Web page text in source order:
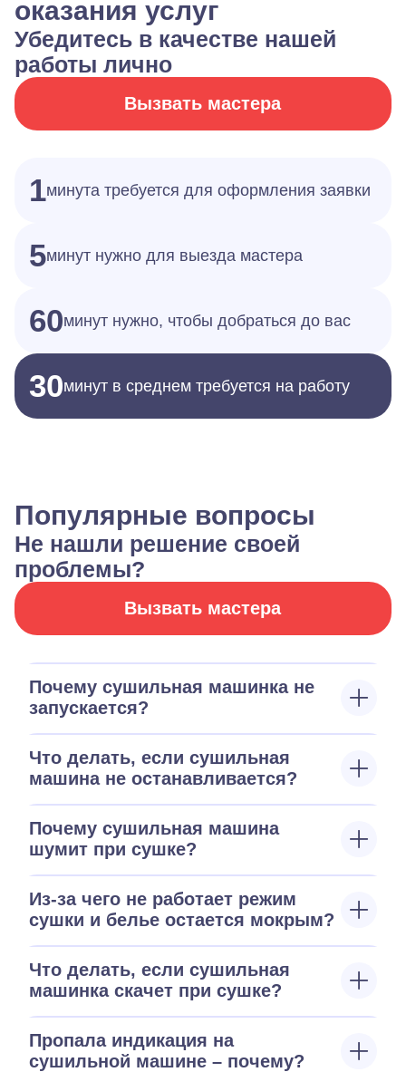
оказания услуг
Убедитесь в качестве нашей
работы лично
Вызвать мастера
1минута требуется для оформления заявки
5минут нужно для выезда мастера
60минут нужно, чтобы добраться до вас
30минут в среднем требуется на работу
Популярные вопросы
Не нашли решение своей
проблемы?
Вызвать мастера
Почему сушильная машинка не
запускается?
Что делать, если сушильная
машина не останавливается?
Почему сушильная машина
шумит при сушке?
Из-за чего не работает режим
сушки и белье остается мокрым?
Что делать, если сушильная
машинка скачет при сушке?
Пропала индикация на
сушильной машине – почему?